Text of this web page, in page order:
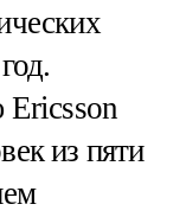
Ericsson
из пяти